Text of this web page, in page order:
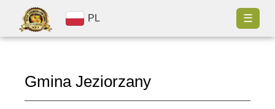
PL ☰
Gmina Jeziorzany